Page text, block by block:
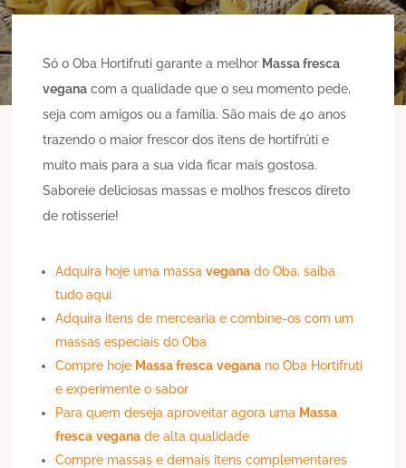
Só o Oba Hortifruti garante a melhor Massa fresca
vegana com a qualidade que o seu momento pede,
seja com amigos ou a família. São mais de 40 anos
trazendo o maior frescor dos itens de hortifrúti e
muito mais para a sua vida ficar mais gostosa.
Saboreie deliciosas massas e molhos frescos direto
de rotisserie!
Adquira hoje uma massavegana do Oba, saiba
tudo aqui
Adquira itens de mercearia e combine-os com um
massas especiais do Oba
Compre hoje Massa fresca vegana no Oba Hortifruti
e experimente o sabor
Para quem deseja aproveitar agora uma Massa
fresca vegana de alta qualidade
Compre massas e demais itens complementares